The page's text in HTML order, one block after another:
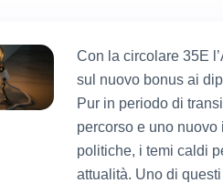
Con la circolare 35E
sul nuovo bonus ai
Pur in periodo di
percorso e uno
politiche, i temi caldi
attualità. Uno di